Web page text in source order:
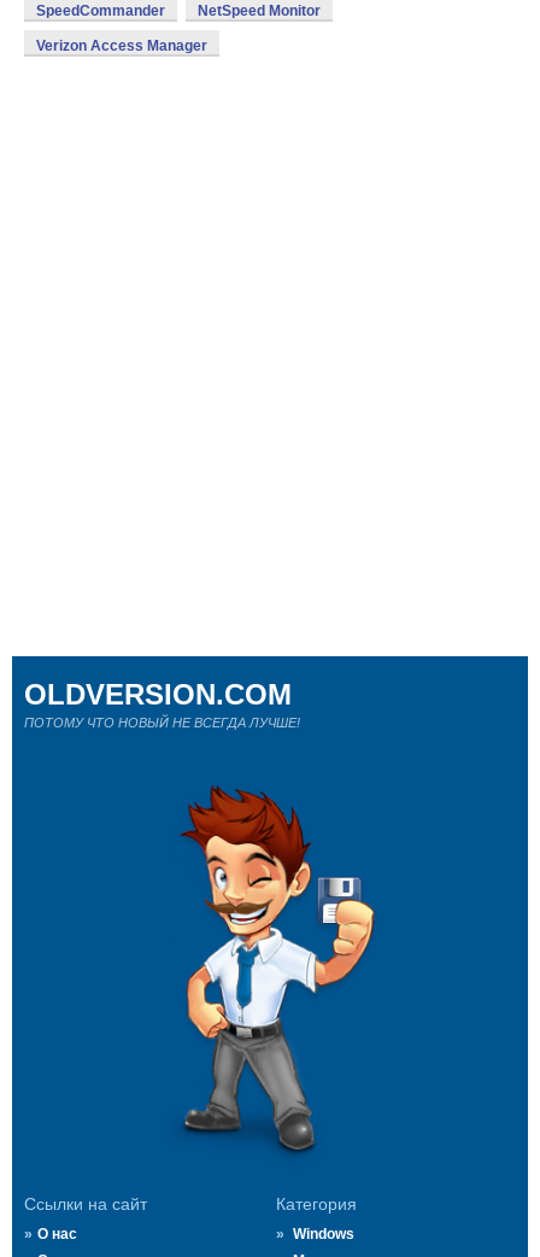
SpeedCommander NetSpeed Monitor
Verizon Access Manager
Ссылки на сайт
О нас
Категория
Windows
OLDVERSION.COM
ПОТОМУ ЧТО НОВЫЙ НЕ ВСЕГДА ЛУЧШЕ!